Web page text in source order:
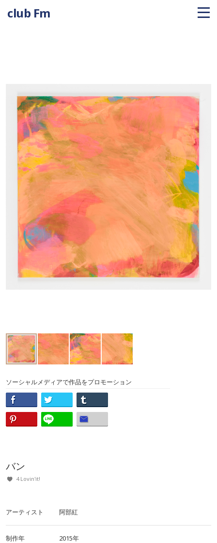
club Fm
ソーシャルメディアで作品をプロモーション
バン
4 Lovin'it!
アーティスト 阿部紅
制作年 2015年